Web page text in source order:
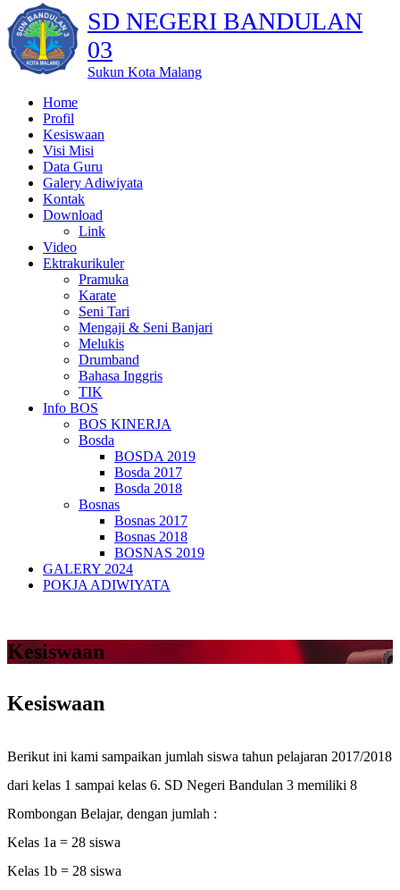
SD NEGERI BANDULAN
03
Sukun Kota Malang
Home
Profil
Kesiswaan
Visi Misi
Data Guru
Galery Adiwiyata
Kontak
Download
Link
Video
Ektrakurikuler
Pramuka
Karate
Seni Tari
Mengaji & Seni Banjari
Melukis
Drumband
Bahasa Inggris
TIK
Info BOS
BOS KINERJA
Bosda
BOSDA 2019
Bosda 2017
Bosda 2018
Bosnas
Bosnas 2017
Bosnas 2018
BOSNAS 2019
GALERY 2024
POKJA ADIWIYATA
Kesiswaan
Kesiswaan
Berikut ini kami sampaikan jumlah siswa tahun pelajaran 2017/2018
dari kelas 1 sampai kelas 6. SD Negeri Bandulan 3 memiliki 8
Rombongan Belajar, dengan jumlah :
Kelas 1a = 28 siswa
Kelas 1b = 28 siswa